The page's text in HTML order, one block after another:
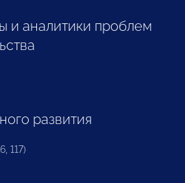
и аналитики проблем
развития
117)